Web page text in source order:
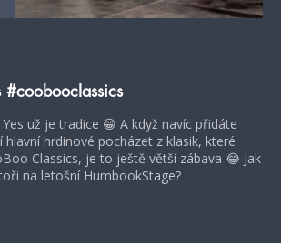
#coobooclassics
už je tradice 😁 A když navíc přidáte
hrdinové pocházet z klasik, které
Classics, je to ještě větší zábava 😂 Jak
na letošní HumbookStage?